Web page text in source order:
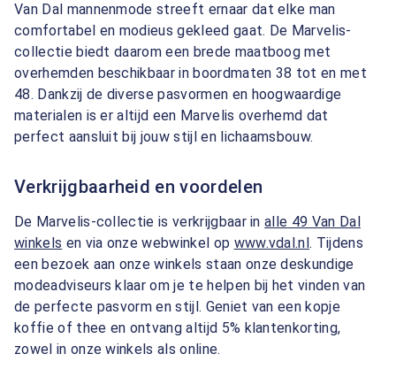
Van Dal mannenmode streeft ernaar dat elke man
comfortabel en modieus gekleed gaat. De Marvelis-
collectie biedt daarom een brede maatboog met
overhemden beschikbaar in boordmaten 38 tot en met
48. Dankzij de diverse pasvormen en hoogwaardige
materialen is er altijd een Marvelis overhemd dat
perfect aansluit bij jouw stijl en lichaamsbouw.
Verkrijgbaarheid en voordelen
De Marvelis-collectie is verkrijgbaar inalle 49 Van Dal
winkels en via onze webwinkel op www.vdal.nl. Tijdens
een bezoek aan onze winkels staan onze deskundige
modeadviseurs klaar om je te helpen bij het vinden van
de perfecte pasvorm en stijl. Geniet van een kopje
koffie of thee en ontvang altijd 5% klantenkorting,
zowel in onze winkels als online.